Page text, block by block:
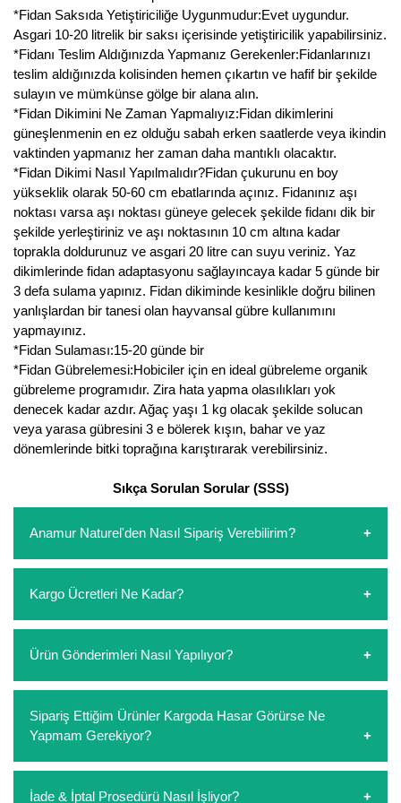
*Fidan Saksıda Yetiştiriciliğe Uygunmudur:Evet uygundur.
Asgari 10-20 litrelik bir saksı içerisinde yetiştiricilik yapabilirsiniz.
*Fidanı Teslim Aldığınızda Yapmanız Gerekenler:Fidanlarınızı
teslim aldığınızda kolisinden hemen çıkartın ve hafif bir şekilde
sulayın ve mümkünse gölge bir alana alın.
*Fidan Dikimini Ne Zaman Yapmalıyız:Fidan dikimlerini
güneşlenmenin en ez olduğu sabah erken saatlerde veya ikindin
vaktinden yapmanız her zaman daha mantıklı olacaktır.
*Fidan Dikimi Nasıl Yapılmalıdır?Fidan çukurunu en boy
yükseklik olarak 50-60 cm ebatlarında açınız. Fidanınız aşı
noktası varsa aşı noktası güneye gelecek şekilde fidanı dik bir
şekilde yerleştiriniz ve aşı noktasının 10 cm altına kadar
toprakla doldurunuz ve asgari 20 litre can suyu veriniz. Yaz
dikimlerinde fidan adaptasyonu sağlayıncaya kadar 5 günde bir
3 defa sulama yapınız. Fidan dikiminde kesinlikle doğru bilinen
yanlışlardan bir tanesi olan hayvansal gübre kullanımını
yapmayınız.
*Fidan Sulaması:15-20 günde bir
*Fidan Gübrelemesi:Hobiciler için en ideal gübreleme organik
gübreleme programıdır. Zira hata yapma olasılıkları yok
denecek kadar azdır. Ağaç yaşı 1 kg olacak şekilde solucan
veya yarasa gübresini 3 e bölerek kışın, bahar ve yaz
dönemlerinde bitki toprağına karıştırarak verebilirsiniz.
Sıkça Sorulan Sorular (SSS)
Anamur Naturel'den Nasıl Sipariş Verebilirim?
oluşturarak,iletişim numaralarımızdan bizi arayarak veya
whatsapp hattımızdan bizlere isteklerinizi yazarak sipariş
ödemelerini sipariş verdikten sonra havale/eft veya sipariş
Kargo Ücretleri Ne Kadar?
etmeyin diye 1500 lira ve üzerindeki siparişlerinizde
kargoyu biz karşılıyoruz. 1500 Lira altında kalan
kargo ücreti ödeme aşamasında sepetinize eklenecektir.
Ürün Gönderimleri Nasıl Yapılıyor?
paketlenip gönderim yapılmaktadır.
Sipariş Ettiğim Ürünler Kargoda Hasar Görürse Ne
Yapmam Gerekiyor?
çerçevesinde müşterilerimizi hiçbir zaman mağdur
İade & İptal Prosedürü Nasıl İşliyor?